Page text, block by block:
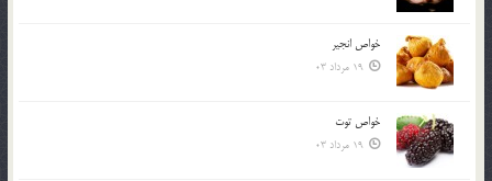
خواص انجير
19 مرداد 03
خواص توت
19 مرداد 03